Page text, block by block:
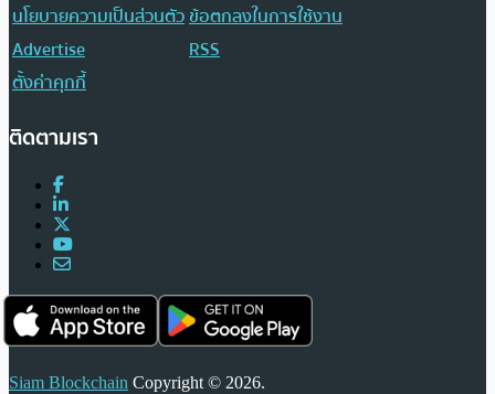
นโยบายความเป็นส่วนตัวข้อตกลงในการใช้งาน
Advertise
RSS
ตั้งค่าคุกกี้
ติดตามเรา
Siam Blockchain Copyright © 2026.